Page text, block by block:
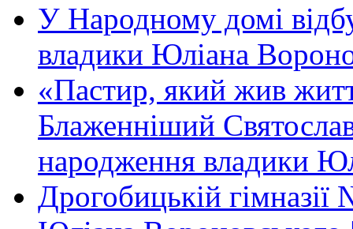
У Народному домі
владики Юліана
«Пастир, який жив
Блаженніший
народження владики
Дрогобицькій